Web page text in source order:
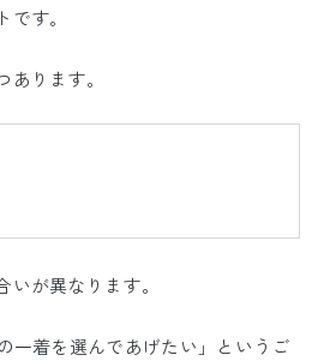
す。
ります。
が異なります。
一着を選んであげたい」というご